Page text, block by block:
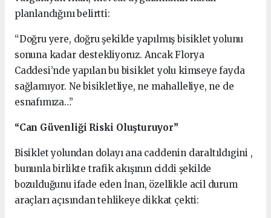
planlandığını belirtti:
“Doğru yere, doğru şekilde yapılmış bisiklet yolunu
sonuna kadar destekliyoruz. Ancak Florya
Caddesi’nde yapılan bu bisiklet yolu kimseye fayda
sağlamıyor. Ne bisikletliye, ne mahalleliye, ne de
esnafımıza…”
“Can Güvenliği Riski Oluşturuyor”
Bisiklet yolundan dolayı ana caddenin daraltıldıgini ,
bununla birlikte trafik akışının ciddi şekilde
bozulduğunu ifade eden İnan, özellikle acil durum
araçları açısından tehlikeye dikkat çekti: